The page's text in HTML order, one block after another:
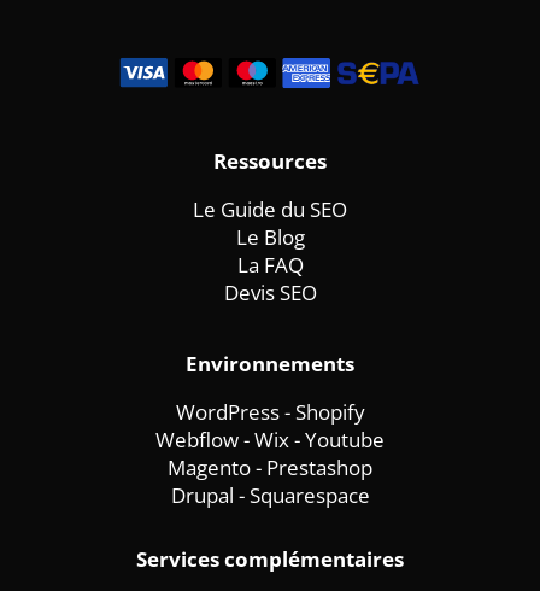
Ressources
Le Guide du SEO
Le Blog
La FAQ
Devis SEO
Environnements
WordPress-Shopify
Webflow-Wix -Youtube
Magento- Prestashop
Drupal -Squarespace
Services complémentaires